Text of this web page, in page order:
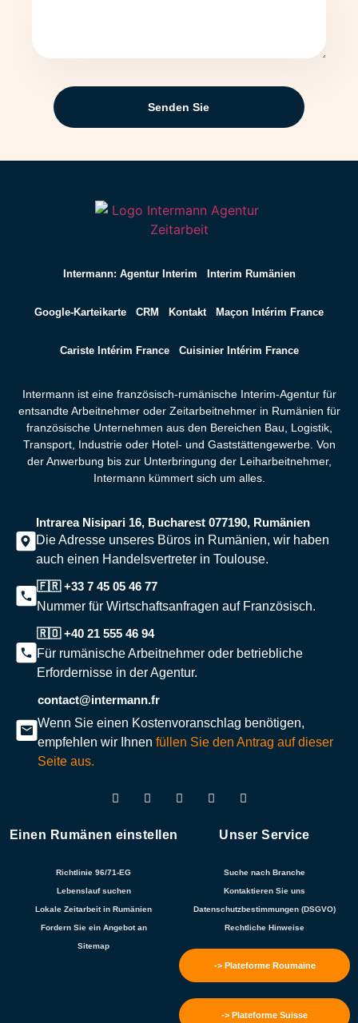
Senden Sie
Intermann: Agentur Interim Interim Rumänien
Google-Karteikarte CRM Kontakt Maçon Intérim France
Cariste Intérim France Cuisinier Intérim France
Intermann ist eine französisch-rumänische Interim-Agentur für
entsandte Arbeitnehmer oder Zeitarbeitnehmer in Rumänien für
französische Unternehmen aus den Bereichen Bau, Logistik,
Transport, Industrie oder Hotel- und Gaststättengewerbe. Von
der Anwerbung bis zur Unterbringung der Leiharbeitnehmer,
Intermann kümmert sich um alles.
Intrarea Nisipari 16, Bucharest 077190, Rumänien
Die Adresse unseres Büros in Rumänien, wir haben
auch einen Handelsvertreter in Toulouse.
🇫🇷 +33 7 45 05 46 77
Nummer für Wirtschaftsanfragen auf Französisch.
🇷🇴 +40 21 555 46 94
Für rumänische Arbeitnehmer oder betriebliche
Erfordernisse in der Agentur.
contact@intermann.fr
Wenn Sie einen Kostenvoranschlag benötigen,
empfehlen wir Ihnen füllen Sie den Antrag auf dieser
Seite aus.
Einen Rumänen einstellen
Richtlinie 96/71-EG
Lebenslauf suchen
Lokale Zeitarbeit in Rumänien
Fordern Sie ein Angebot an
Sitemap
Unser Service
Suche nach Branche
Kontaktieren Sie uns
Datenschutzbestimmungen (DSGVO)
Rechtliche Hinweise
-> Plateforme Roumaine
-> Plateforme Suisse